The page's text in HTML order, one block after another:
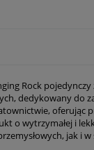
Rock
dedykowany do
oferując
o wytrzymałej i
jak i